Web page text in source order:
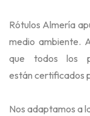
Rótulos Almería
medio ambiente.
que todos los
están certificados
Nos adaptamos a